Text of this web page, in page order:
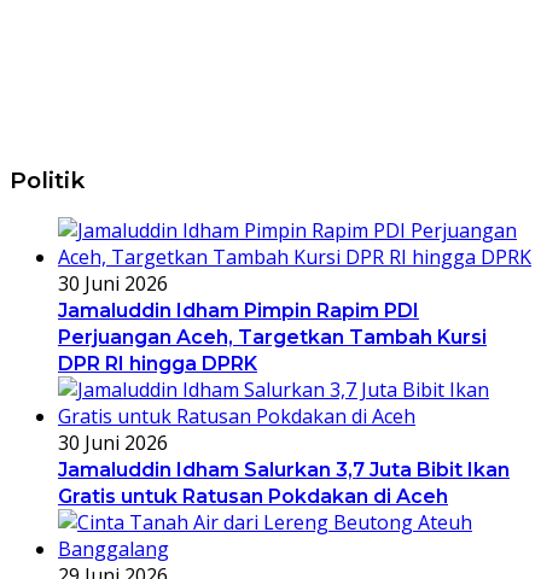
Politik
30 Juni 2026
Jamaluddin Idham Pimpin Rapim PDI
Perjuangan Aceh, Targetkan Tambah Kursi
DPR RI hingga DPRK
30 Juni 2026
Jamaluddin Idham Salurkan 3,7 Juta Bibit Ikan
Gratis untuk Ratusan Pokdakan di Aceh